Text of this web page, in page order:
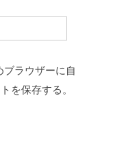
ブラウザーに自
を保存する。